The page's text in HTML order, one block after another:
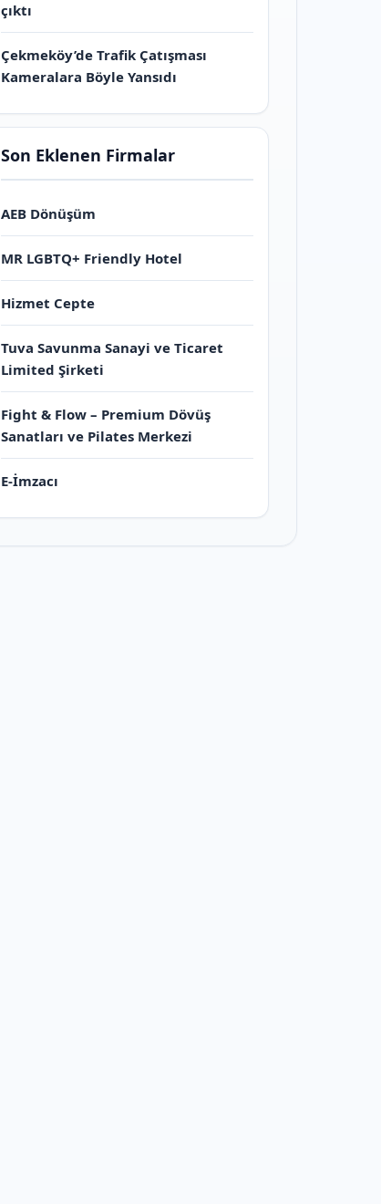
çıktı
Çekmeköy’de Trafik Çatışması
Kameralara Böyle Yansıdı
Son Eklenen Firmalar
AEB Dönüşüm
MR LGBTQ+ Friendly Hotel
Hizmet Cepte
Tuva Savunma Sanayi ve Ticaret
Limited Şirketi
Fight & Flow – Premium Dövüş
Sanatları ve Pilates Merkezi
E-İmzacı